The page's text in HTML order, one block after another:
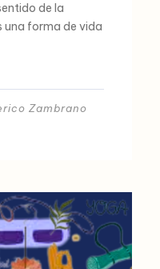
de la
una forma de vida
Zambrano